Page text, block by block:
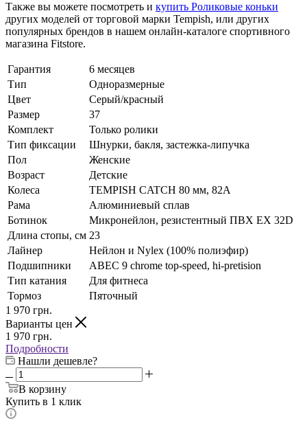
Также вы можете посмотреть и купить Роликовые коньки
других моделей от торговой марки Tempish, или других
популярных брендов в нашем онлайн-каталоге спортивного
магазина Fitstore.
Гарантия
6 месяцев
Тип
Одноразмерные
Цвет
Серый/красный
Размер
37
Комплект
Только ролики
Тип фиксации
Шнурки, бакля, застежка-липучка
Пол
Женские
Возраст
Детские
Колеса
TEMPISH CATCH 80 мм, 82A
Рама
Алюминиевый сплав
Ботинок
Микронейлон, резистентный ПВХ EX 32D
Длина стопы, см 23
Лайнер
Нейлон и Nylex (100% полиэфир)
Подшипники
ABEC 9 chrome top-speed, hi-pretision
Тип катания
Для фитнеса
Тормоз
Пяточный
1 970 грн.
Варианты цен
1 970 грн.
Подробности
Нашли дешевле?
В корзину
Купить в 1 клик